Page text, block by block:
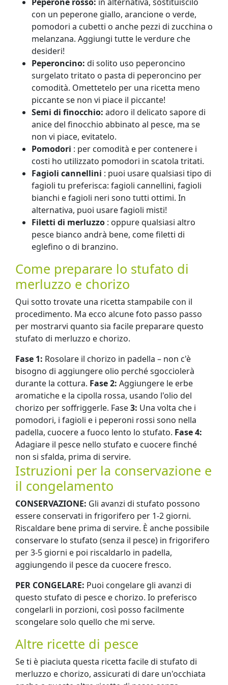
con un peperone giallo, arancione o verde,
pomodori a cubetti o anche pezzi di zucchina o
melanzana. Aggiungi tutte le verdure che
desideri!
Peperoncino: di solito uso peperoncino
surgelato tritato o pasta di peperoncino per
comodità. Omettetelo per una ricetta meno
piccante se non vi piace il piccante!
Semi di finocchio: adoro il delicato sapore di
anice del finocchio abbinato al pesce, ma se
non vi piace, evitatelo.
Pomodori : per comodità e per contenere i
costi ho utilizzato pomodori in scatola tritati.
Fagioli cannellini : puoi usare qualsiasi tipo di
fagioli tu preferisca: fagioli cannellini, fagioli
bianchi e fagioli neri sono tutti ottimi. In
alternativa, puoi usare fagioli misti!
Filetti di merluzzo : oppure qualsiasi altro
pesce bianco andrà bene, come filetti di
eglefino o di branzino.
Come preparare lo stufato di
merluzzo e chorizo
Qui sotto trovate una ricetta stampabile con il
procedimento. Ma ecco alcune foto passo passo
per mostrarvi quanto sia facile preparare questo
stufato di merluzzo e chorizo.
Fase 1: Rosolare il chorizo ​​in padella – non c'è
bisogno di aggiungere olio perché sgocciolerà
durante la cottura. Fase 2: Aggiungere le erbe
aromatiche e la cipolla rossa, usando l'olio del
chorizo ​​per soffriggerle. Fase3: Una volta che i
pomodori, i fagioli e i peperoni rossi sono nella
padella, cuocere a fuoco lento lo stufato. Fase 4:
Adagiare il pesce nello stufato e cuocere finché
non si sfalda, prima di servire.
Istruzioni per la conservazione e
il congelamento
CONSERVAZIONE: Gli avanzi di stufato possono
essere conservati in frigorifero per 1-2 giorni.
Riscaldare bene prima di servire. È anche possibile
conservare lo stufato (senza il pesce) in frigorifero
per 3-5 giorni e poi riscaldarlo in padella,
aggiungendo il pesce da cuocere fresco.
PER CONGELARE: Puoi congelare gli avanzi di
questo stufato di pesce e chorizo. Io preferisco
congelarli in porzioni, così posso facilmente
scongelare solo quello che mi serve.
Altre ricette di pesce
Se ti è piaciuta questa ricetta facile di stufato di
merluzzo e chorizo, assicurati di dare un'occhiata